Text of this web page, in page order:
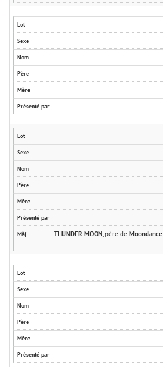
THUNDER MOON , père deMoondance